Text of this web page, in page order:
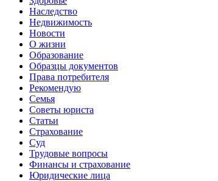
Наследство
Недвижимость
Новости
О жизни
Образование
Образцы документов
Права потребителя
Рекомендую
Семья
Советы юриста
Статьи
Страхование
Суд
Трудовые вопросы
Финансы и страхование
Юридические лица